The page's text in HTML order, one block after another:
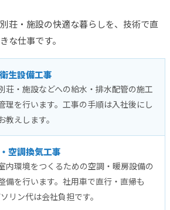
荘・施設の快適な暮らしを、技術で直
な仕事です。
生設備工事
荘・施設などへの給水・排水配管の施工
理を行います。工事の手順は入社後にし
教えします。
空調換気工事
内環境をつくるための空調・暖房設備の
備を行います。社用車で直行・直帰も
リン代は会社負担です。